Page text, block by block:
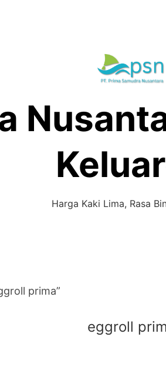
Harga Kaki Lima, Rasa
prima”
eggroll